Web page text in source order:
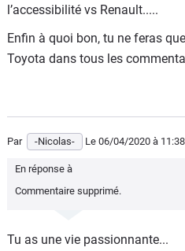
l’accessibilité vs Renault.....
Enfin à quoi bon, tu ne feras
Toyota dans tous les
Par -Nicolas- Le 06/04/2020 à 11:38
En réponse à
Commentaire supprimé.
Tu as une vie passionnante...